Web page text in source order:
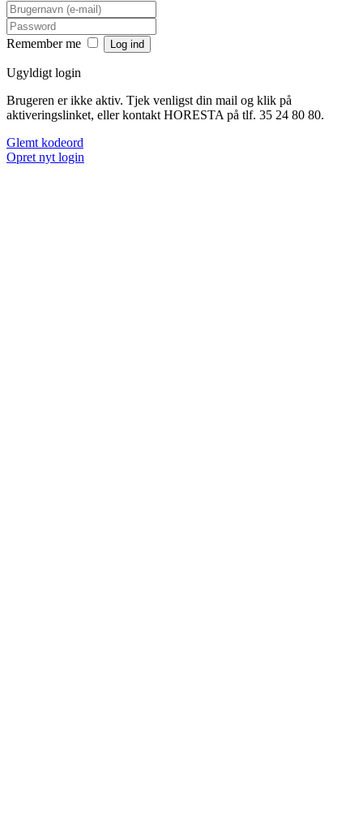
Remember me
Ugyldigt login
Brugeren er ikke aktiv. Tjek venligst din mail og klik på
aktiveringslinket, eller kontakt HORESTA på tlf. 35 24 80 80.
Glemt kodeord
Opret nyt login